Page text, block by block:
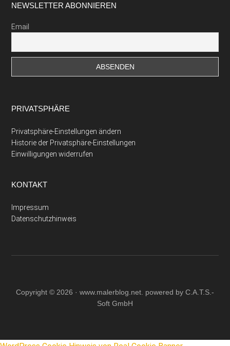
Footer
NEWSLETTER ABONNIEREN
Email
PRIVATSPHÄRE
Privatsphäre-Einstellungen ändern
Historie der Privatsphäre-Einstellungen
Einwilligungen widerrufen
KONTAKT
Impressum
Datenschutzhinweis
Copyright © 2026 · www.malerblog.net . powered by C.A.T.S.-
Soft GmbH